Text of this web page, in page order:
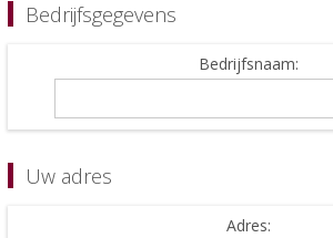
Bedrijfsgegevens
Bedrijfsnaam:
Uw adres
Adres: